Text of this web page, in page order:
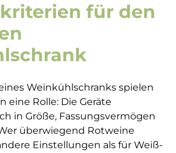
für den
Weinkühlschranks spielen
eine Rolle: Die Geräte
in Größe, Fassungsvermögen
überwiegend Rotweine
Einstellungen als für Weiß-